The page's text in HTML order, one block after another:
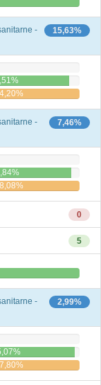
15,63%
-
7,46%
-
0
5
2,99%
-